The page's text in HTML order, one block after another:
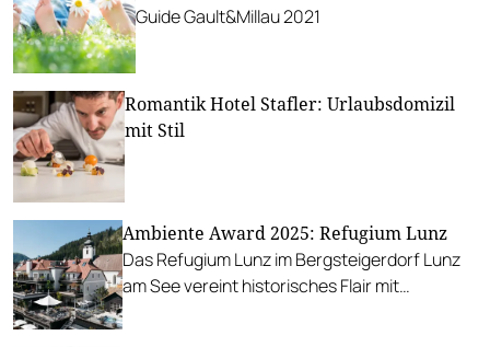
Guide Gault&Millau 2021
Romantik Hotel Stafler: Urlaubsdomizil
mit Stil
Ambiente Award 2025: Refugium Lunz
Das Refugium Lunz im Bergsteigerdorf Lunz
am See vereint historisches Flair mit